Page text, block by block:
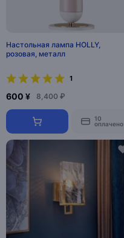
Настольная лампа HOLLY,
розовая, металл
1
600 ¥ 8,400 ₽
10
оплачено